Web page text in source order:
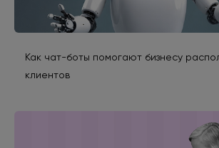
Как чат-боты помогают бизнесу
клиентов